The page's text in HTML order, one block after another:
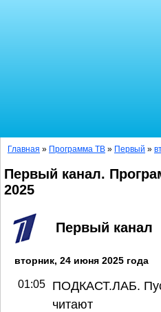
Главная » Программа ТВ » Первый »
Первый канал.
2025
Первый канал
вторник, 24 июня 2025 года
01:05
ПОДКАСТ.ЛАБ.
читают